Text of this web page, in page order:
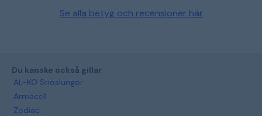
Se alla betyg och recensioner här
Du kanske också gillar
AL-KO Snöslungor
Armacell
Zodiac